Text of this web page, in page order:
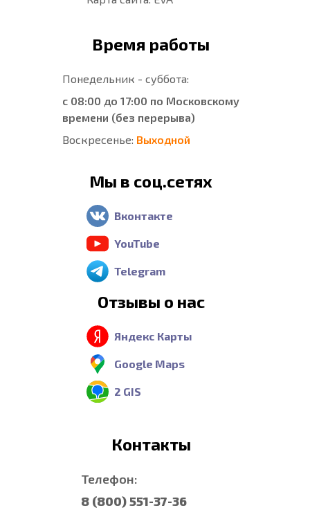
Время работы
Понедельник - суббота:
с 08:00 до 17:00 по Московскому
времени (без перерыва)
Воскресенье: Выходной
Мы в соц.сетях
Вконтакте
YouTube
Telegram
Отзывы о нас
Яндекс Карты
Google Maps
2 GIS
Контакты
Телефон:
8 (800) 551-37-36